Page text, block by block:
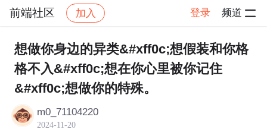
前端社区 加入 登录 频道
社区 前端社区 感慨 帖子详情
想做你身边的异类&#xff0c;想假装和你格
格不入&#xff0c;想在你心里被你记住
&#xff0c;想做你的特殊。
m0_71104220
2024-11-20